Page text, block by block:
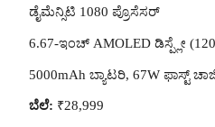
ಡೈಮೆನ್ಸಿಟಿ 1080 ಪ್ರೊಸೆಸರ್
6.67-ಇಂಚ್ AMOLED ಡಿಸ್ಪ್ಲೇ
5000mAh ಬ್ಯಾಟರಿ, 67W ಫಾಸ್ಟ್
ಬೆಲೆ: ₹28,999